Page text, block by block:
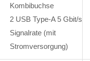
Kombibuchse
2 USB Type-A 5 Gbit/s
Signalrate (mit
Stromversorgung)